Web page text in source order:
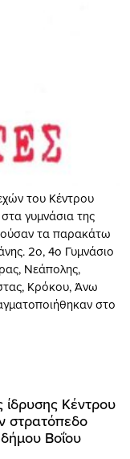
του Κέντρου
γυμνάσια της
τα παρακάτω
2ο, 4ο Γυμνάσιο
Νεάπολης,
Κρόκου, Άνω
στο
ίδρυσης Κέντρου
στρατόπεδο
Βοΐου